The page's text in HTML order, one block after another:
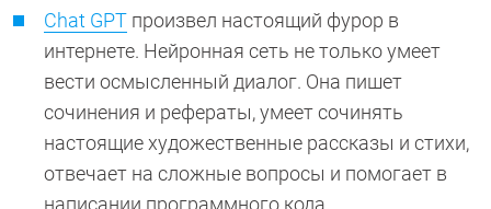
Chat GPT произвел настоящий фурор в
интернете. Нейронная сеть не только умеет
вести осмысленный диалог. Она пишет
сочинения и рефераты, умеет сочинять
настоящие художественные рассказы и стихи,
отвечает на сложные вопросы и помогает в
написании программного кода.